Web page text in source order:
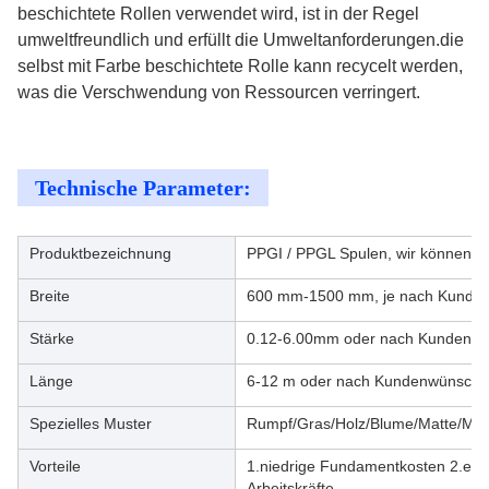
beschichtete Rollen verwendet wird, ist in der Regel
umweltfreundlich und erfüllt die Umweltanforderungen.die
selbst mit Farbe beschichtete Rolle kann recycelt werden,
was die Verschwendung von Ressourcen verringert.
Technische Parameter:
Produktbezeichnung PPGI / PPGL Spulen, wir können
Breite 600 mm-1500 mm, je nach
Stärke 0.12-6.00mm oder nach
Länge 6-12 m oder nach
Spezielles Muster Rumpf/Gras/Holz/Blume/Matte/
Vorteile
1.niedrige Fundamentkosten